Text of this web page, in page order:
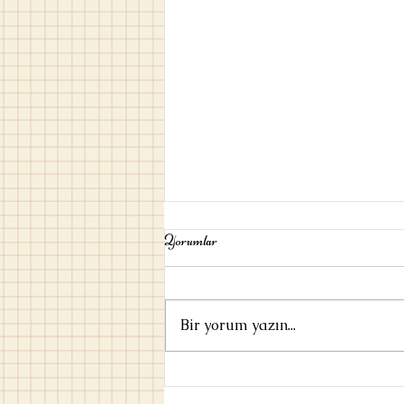
Umut / Ayşe Kulin
Yorumlar
Bir yorum yazın...